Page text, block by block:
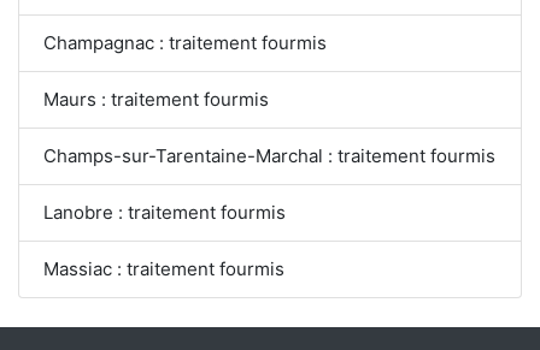
Champagnac : traitement fourmis
Maurs : traitement fourmis
Champs-sur-Tarentaine-Marchal : traitement fourmis
Lanobre : traitement fourmis
Massiac : traitement fourmis